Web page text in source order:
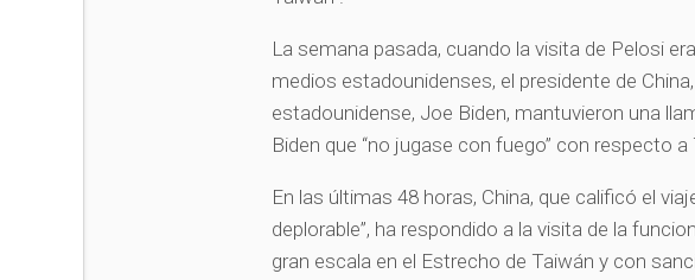
La semana pasada, cuando la visita de Pelosi
medios estadounidenses, el presidente de
estadounidense, Joe Biden, mantuvieron una
Biden que “no jugase con fuego” con respecto a
En las últimas 48 horas, China, que calificó el
deplorable”, ha respondido a la visita de la
gran escala en el Estrecho de Taiwán y con